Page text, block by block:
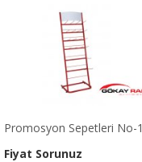
Promosyon Sepetleri No-1
Fiyat Sorunuz